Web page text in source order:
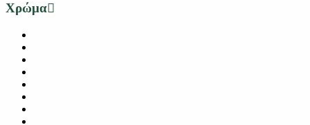
Χρώμα